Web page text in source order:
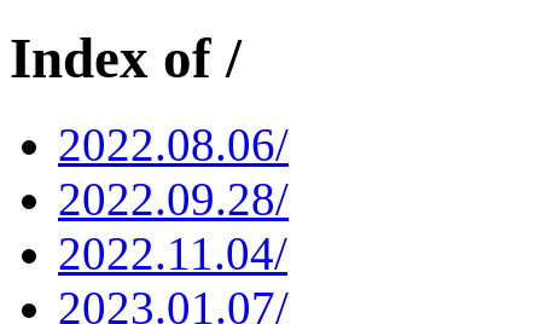
Index of /
2022.08.06/
2022.09.28/
2022.11.04/
2023.01.07/